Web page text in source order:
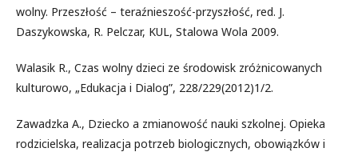
wolny. Przeszłość – teraźnieszość-przyszłość, red. J.
Daszykowska, R. Pelczar, KUL, Stalowa Wola 2009.
Walasik R., Czas wolny dzieci ze środowisk zróżnicowanych
kulturowo, „Edukacja i Dialog”, 228/229(2012)1/2.
Zawadzka A., Dziecko a zmianowość nauki szkolnej. Opieka
rodzicielska, realizacja potrzeb biologicznych, obowiązków i